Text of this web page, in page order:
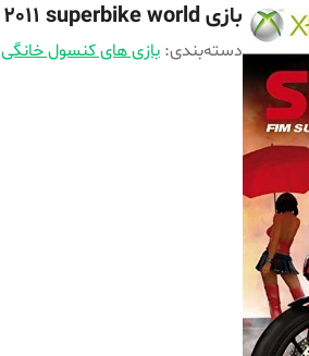
بازی sbk 2011 superbike world مخصوص xbox 360
دسته‌بندی: بازی های کنسول خانگی